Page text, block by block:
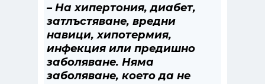
– На хипертония, диабет,
затлъстяване, вредни
навици, хипотермия,
инфекция или предишно
заболяване. Няма
заболяване, което да не